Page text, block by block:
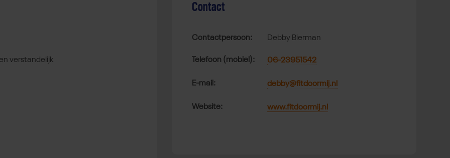
verstandelijk
Contact
Contactpersoon: Debby Bierman
Telefoon (mobiel): 06-23951542
E-mail: debby@fitdoormij.nl
Website: www.fitdoormij.nl